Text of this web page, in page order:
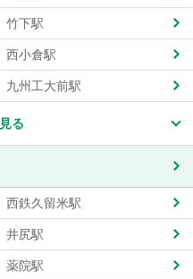
竹下駅
西小倉駅
九州工大前駅
る
西鉄久留米駅
井尻駅
薬院駅